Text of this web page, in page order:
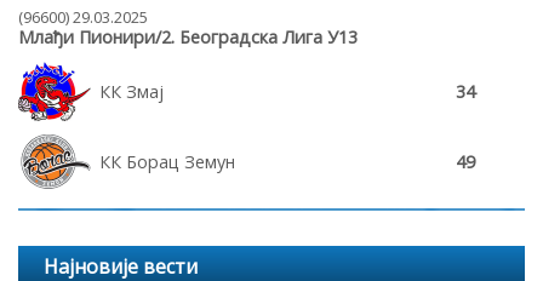
(96600) 29.03.2025
Млађи Пионири/2. Београдска Лига У13
КК Змај 34
КК Борац Земун 49
Најновије вести